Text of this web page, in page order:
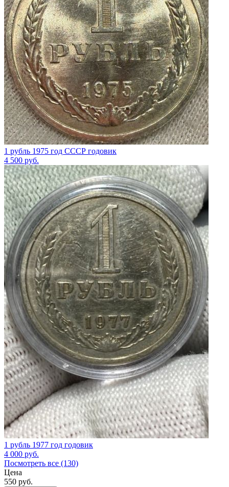
1 рубль 1975 год СССР годовик
4 500 руб.
1 рубль 1977 год годовик
4 000 руб.
Посмотреть все (130)
Цена
550 руб.